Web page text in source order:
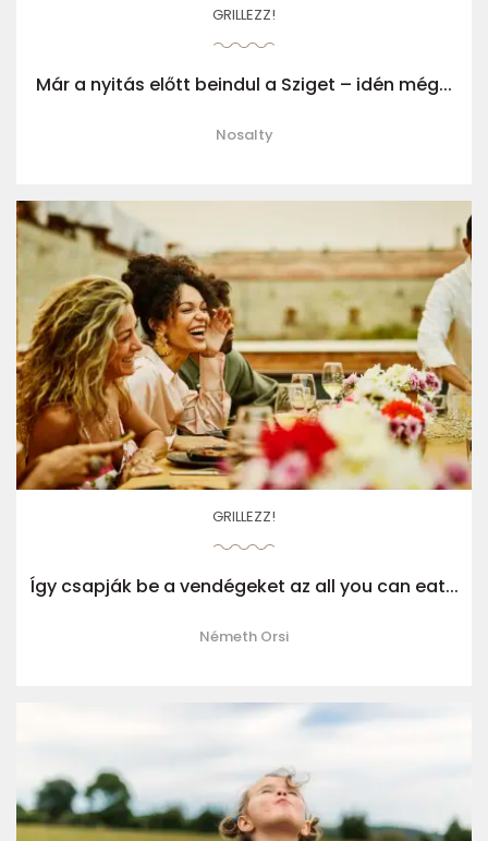
GRILLEZZ!
Már a nyitás előtt beindul a Sziget – idén még...
Nosalty
GRILLEZZ!
Így csapják be a vendégeket az all you can eat...
Németh Orsi